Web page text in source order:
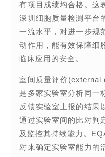
有项目成绩均合格。这
深圳细胞质量检测平台
一流水平，对进一步规
动作用，能有效保障细
临床应用的安全。
室间质量评价
是多家实验室分析同一
反馈实验室上报的结果
通过实验室间的比对判
及监控其持续能力。
对来确定实验室能力的